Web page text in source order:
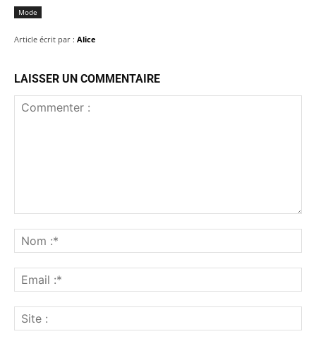
Mode
Article écrit par : Alice
LAISSER UN COMMENTAIRE
:*
:*
: